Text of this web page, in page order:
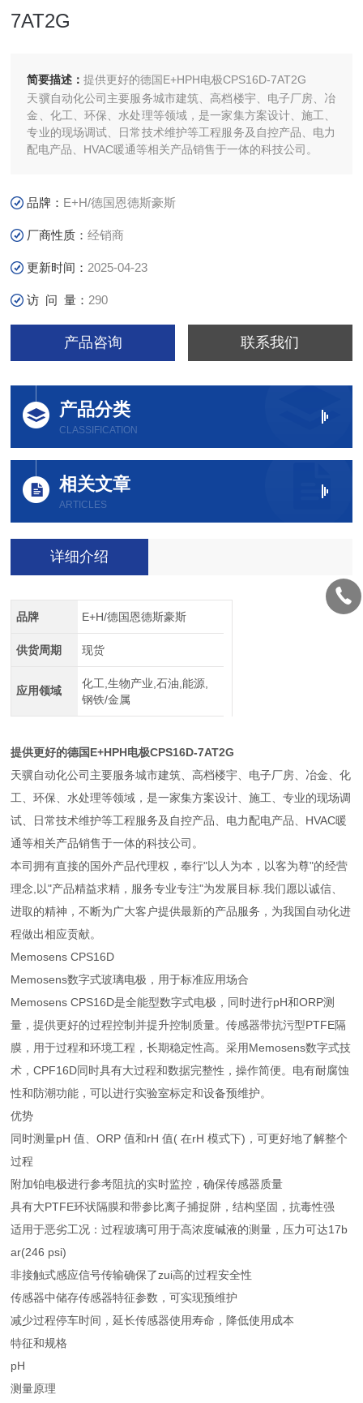
7AT2G
简要描述：提供更好的德国E+HPH电极CPS16D-7AT2G
天骥自动化公司主要服务城市建筑、高档楼宇、电子厂房、冶
金、化工、环保、水处理等领域，是一家集方案设计、施工、
专业的现场调试、日常技术维护等工程服务及自控产品、电力
配电产品、HVAC暖通等相关产品销售于一体的科技公司。
品牌： E+H/德国恩德斯豪斯
厂商性质：经销商
更新时间： 2025-04-23
访 问 量： 290
产品咨询 联系我们
产品分类
CLASSIFICATION
相关文章
ARTICLES
详细介绍
品牌 E+H/德国恩德斯豪斯
供货周期 现货
应用领域
化工,生物产业,石油,能源,
钢铁/金属
提供更好的德国E+HPH电极CPS16D-7AT2G
天骥自动化公司主要服务城市建筑、高档楼宇、电子厂房、冶金、化
工、环保、水处理等领域，是一家集方案设计、施工、专业的现场调
试、日常技术维护等工程服务及自控产品、电力配电产品、HVAC暖
通等相关产品销售于一体的科技公司。
本司拥有直接的国外产品代理权，奉行"以人为本，以客为尊"的经营
理念,以"产品精益求精，服务专业专注"为发展目标.我们愿以诚信、
进取的精神，不断为广大客户提供最新的产品服务，为我国自动化进
程做出相应贡献。
Memosens CPS16D
Memosens数字式玻璃电极，用于标准应用场合
Memosens CPS16D是全能型数字式电极，同时进行pH和ORP测
量，提供更好的过程控制并提升控制质量。传感器带抗污型PTFE隔
膜，用于过程和环境工程，长期稳定性高。采用Memosens数字式技
术，CPF16D同时具有大过程和数据完整性，操作简便。电有耐腐蚀
性和防潮功能，可以进行实验室标定和设备预维护。
优势
同时测量pH 值、ORP 值和rH 值( 在rH 模式下)，可更好地了解整个
过程
附加铂电极进行参考阻抗的实时监控，确保传感器质量
具有大PTFE环状隔膜和带参比离子捕捉阱，结构坚固，抗毒性强
适用于恶劣工况：过程玻璃可用于高浓度碱液的测量，压力可达17b
ar(246 psi)
非接触式感应信号传输确保了zui高的过程安全性
传感器中储存传感器特征参数，可实现预维护
减少过程停车时间，延长传感器使用寿命，降低使用成本
特征和规格
pH
测量原理